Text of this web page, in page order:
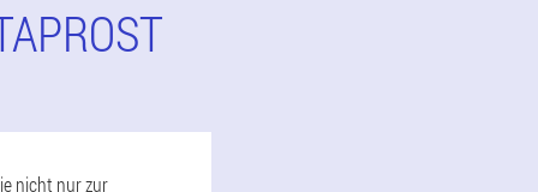
nicht nur zur